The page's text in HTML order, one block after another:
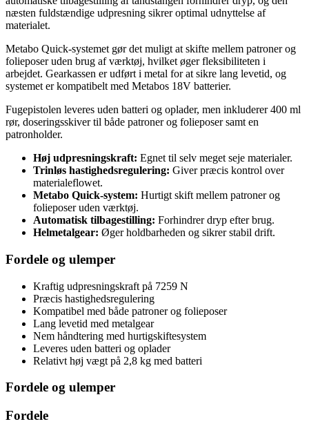
næsten fuldstændige udpresning sikrer optimal udnyttelse af
materialet.
Metabo Quick-systemet gør det muligt at skifte mellem patroner og
folieposer uden brug af værktøj, hvilket øger fleksibiliteten i
arbejdet. Gearkassen er udført i metal for at sikre lang levetid, og
systemet er kompatibelt med Metabos 18V batterier.
Fugepistolen leveres uden batteri og oplader, men inkluderer 400 ml
rør, doseringsskiver til både patroner og folieposer samt en
patronholder.
Høj udpresningskraft: Egnet til selv meget seje materialer.
Trinløs hastighedsregulering: Giver præcis kontrol over
materialeflowet.
Metabo Quick-system: Hurtigt skift mellem patroner og
folieposer uden værktøj.
Automatisk tilbagestilling: Forhindrer dryp efter brug.
Helmetalgear: Øger holdbarheden og sikrer stabil drift.
Fordele og ulemper
Kraftig udpresningskraft på 7259 N
Præcis hastighedsregulering
Kompatibel med både patroner og folieposer
Lang levetid med metalgear
Nem håndtering med hurtigskiftesystem
Leveres uden batteri og oplader
Relativt høj vægt på 2,8 kg med batteri
Fordele og ulemper
Fordele